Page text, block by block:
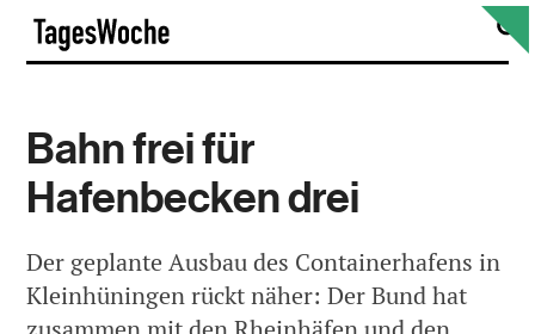
Skip
content
Bahn frei für
Hafenbecken drei
Der geplante Ausbau des Containerhafens in
Kleinhüningen rückt näher: Der Bund hat